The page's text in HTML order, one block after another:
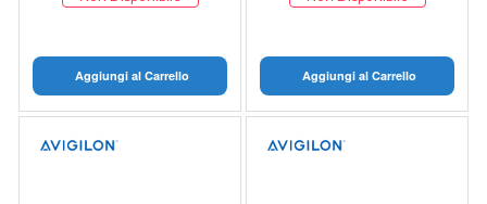
Aggiungi al Carrello Aggiungi al Carrello